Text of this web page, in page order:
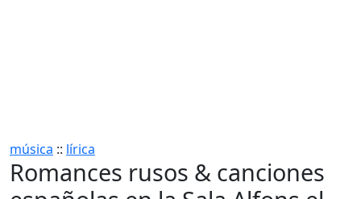
música :: lírica
Romances rusos & canciones